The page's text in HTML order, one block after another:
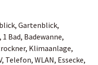
Gartenblick,
Bad, Badewanne,
Klimaanlage,
WLAN, Essecke,